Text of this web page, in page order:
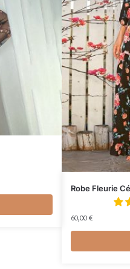
Robe Fleurie
60,00 €